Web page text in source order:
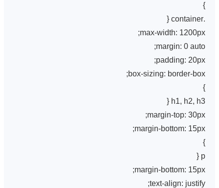
}
.container {
max-width: 1200px;
margin: 0 auto;
padding: 20px;
box-sizing: border-box;
}
h1, h2, h3 {
margin-top: 30px;
margin-bottom: 15px;
}
p {
margin-bottom: 15px;
text-align: justify;